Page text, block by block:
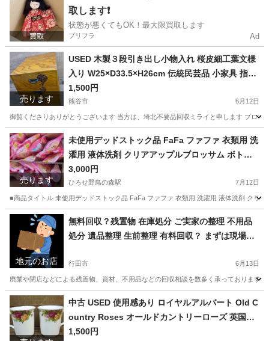
取します❗️
状態が悪くてもOK！最大限買取します
プリフラ Ad
売ります
USED 木製３段引き出し小物入れ 桜皮細工葉文様
入り W25×D33.5×H26cm 伝統民芸品 小家具 指物
小箪笥 レターケース 文房具入れ 薬入れ等に
1,500円
熊谷市 6月12日
御覧くださりありがとうございます 当方は、埼北不要品回収ミライと申します プロ
埼玉 熊谷市 インテリア雑貨/小物 指物
売ります
未使用デッドストック品 FaFa ファファ 衣類用 洗
濯用 液体洗剤 クリアアップルブロッサム ボトル
１本＋つめかえ用0.9kg袋１６ケ まとめセット 仮
に260円×17点とすれば、4,420円分の価値となり
ます（32%OFF相当です） 毎日のように大量の
洗濯をするような施設環境であれば経費節減にな
るかもしれません
3,000円
ひろせ野鳥の森駅 7月12日
■商品タイトル 未使用デッドストック品 FaFa ファファ 衣類用 洗濯用 液体洗剤 クリ
埼玉 熊谷市 ひろせ野鳥の森駅 洗濯用品
地元のお店
無料回収？残置物 在庫処分 ご実家の整理 不用品
処分 遺品整理 生前整理 有料回収？ まずは現場に
行田市 6月13日
廃業や閉店などによる残置物、資材、不用品などの回収相談を数多く承っております
埼玉 行田市 便利屋 無料
中古 USED 使用感あり ロイヤルアルバート Old C
ountry Roses オールドカントリーローズ 英国王
室御用達 マグカップ ２点まとめ
1,500円